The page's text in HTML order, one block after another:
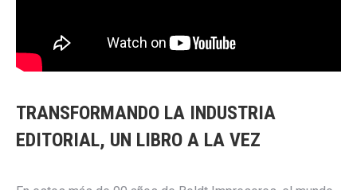
TRANSFORMANDO LA INDUSTRIA
EDITORIAL, UN LIBRO A LA VEZ